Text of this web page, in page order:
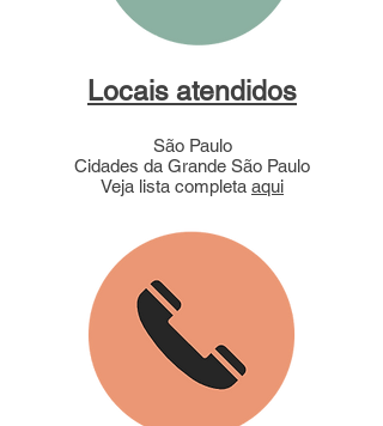
Locais atendidos
São Paulo
Cidades da Grande São Paulo
Veja lista completa aqui